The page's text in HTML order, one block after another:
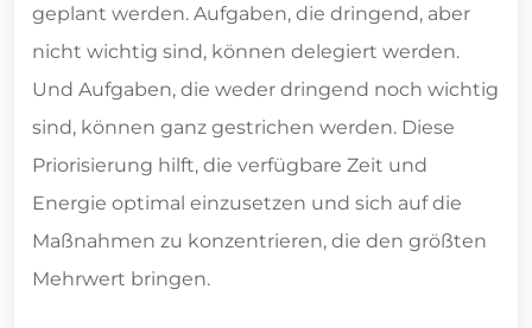
geplant werden. Aufgaben, die dringend, aber
nicht wichtig sind, können delegiert werden.
Und Aufgaben, die weder dringend noch wichtig
sind, können ganz gestrichen werden. Diese
Priorisierung hilft, die verfügbare Zeit und
Energie optimal einzusetzen und sich auf die
Maßnahmen zu konzentrieren, die den größten
Mehrwert bringen.